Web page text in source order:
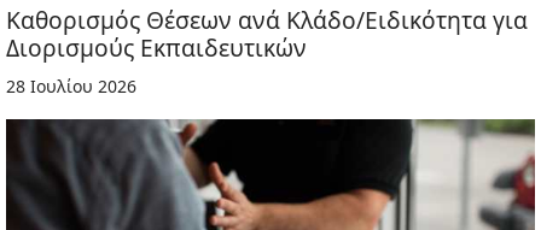
Καθορισμός Θέσεων ανά Κλάδο/Ειδικότητα για
Διορισμούς Εκπαιδευτικών
28 Ιουλίου 2026